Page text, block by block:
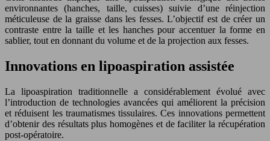
environnantes (hanches, taille, cuisses) suivie d’une réinjection
méticuleuse de la graisse dans les fesses. L’objectif est de créer un
contraste entre la taille et les hanches pour accentuer la forme en
sablier, tout en donnant du volume et de la projection aux fesses.
Innovations en lipoaspiration assistée
La lipoaspiration traditionnelle a considérablement évolué avec
l’introduction de technologies avancées qui améliorent la précision
et réduisent les traumatismes tissulaires. Ces innovations permettent
d’obtenir des résultats plus homogènes et de faciliter la récupération
post-opératoire.